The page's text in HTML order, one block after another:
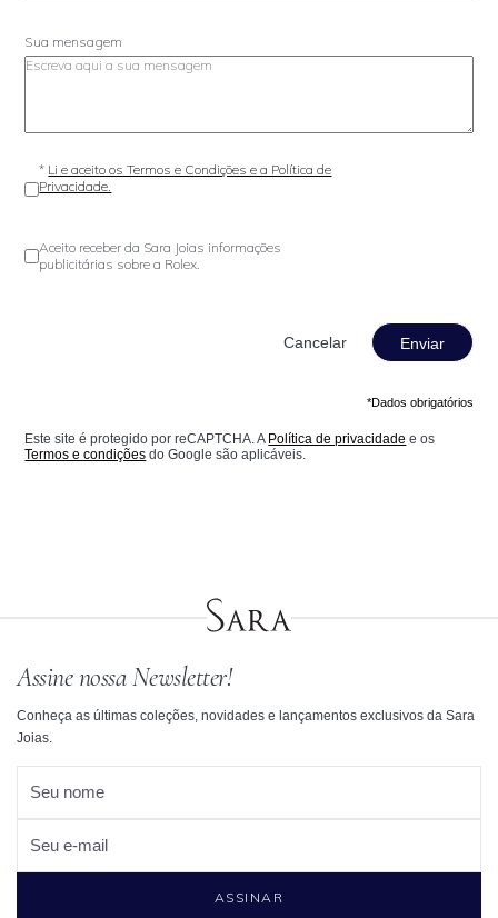
Sua mensagem
* Li e aceito os Termos e Condições e a Política de
Privacidade.
Aceito receber da Sara Joias informações
publicitárias sobre a Rolex.
Enviar
*Dados obrigatórios
Este site é protegido por reCAPTCHA. A Política de privacidade e os
Termos e condições do Google são aplicáveis.
Assine nossa Newsletter!
Conheça as últimas coleções, novidades e lançamentos exclusivos da Sara
Joias.
Seu nome
Seu e-mail
ASSINAR